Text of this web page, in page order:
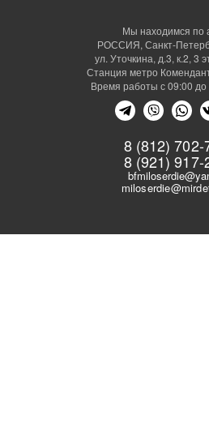
8 (812) 702-
8 (921) 917-
Мы находимся по
РОССИЯ, Санкт-
ул. Уточкина, д.3, к.2, 3
Станция метро
Время работы с 09:00 до